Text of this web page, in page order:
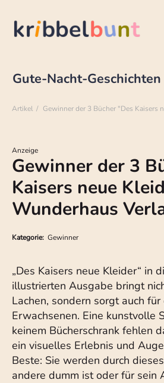
Gute-Nacht-Geschichten
Artikel Gewinner der 3 Bücher "Des Kaisers
Anzeige
Gewinner der 3
Kaisers neue
Wunderhaus
Kategorie: Gewinner
„Des Kaisers neue Kleider“ in
illustrierten Ausgabe bringt
Lachen, sondern sorgt auch
Erwachsenen. Eine kunstvolle
keinem Bücherschrank fehlen
ein visuelles Erlebnis und
Beste: Sie werden durch
andere dumm ist oder für sein